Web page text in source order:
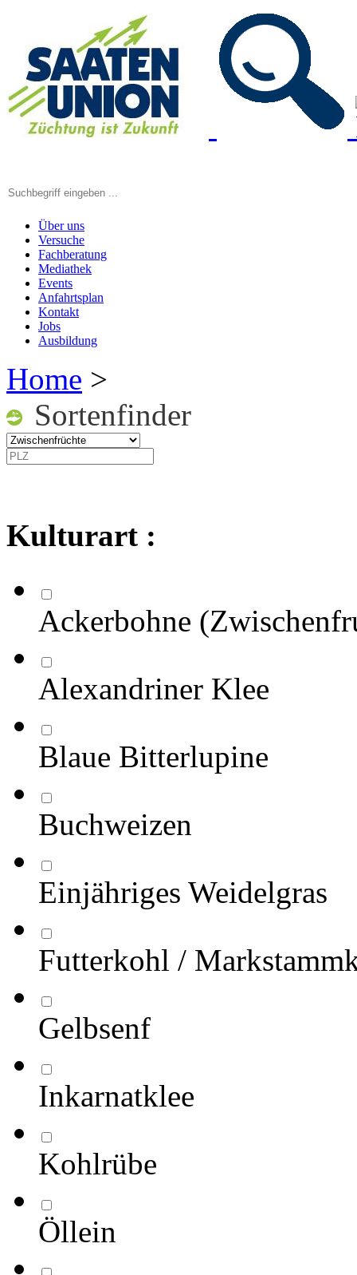
Über uns
Versuche
Fachberatung
Mediathek
Events
Anfahrtsplan
Kontakt
Jobs
Ausbildung
Home >
Sortenfinder
Kulturart :
Ackerbohne
Alexandriner Klee
Blaue Bitterlupine
Buchweizen
Einjähriges Weidelgras
Futterkohl /
Gelbsenf
Inkarnatklee
Kohlrübe
Öllein